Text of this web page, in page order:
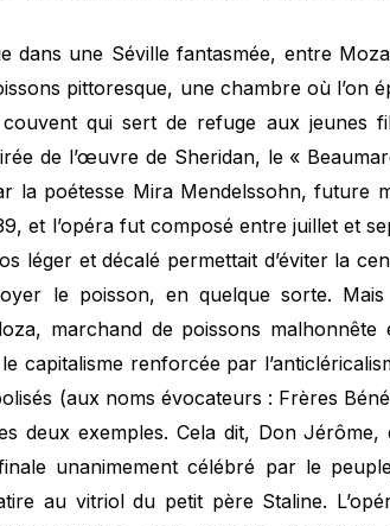
dans une Séville fantasmée, entre
pittoresque, une chambre où l’on
qui sert de refuge aux jeunes
de l’œuvre de Sheridan, le «
la poétesse Mira Mendelssohn, future
et l’opéra fut composé entre juillet et
léger et décalé permettait d’éviter la
le poisson, en quelque sorte.
marchand de poissons
capitalisme renforcée par
(aux noms évocateurs : Frères
deux exemples. Cela dit, Don
unanimement célébré par le
au vitriol du petit père Staline.